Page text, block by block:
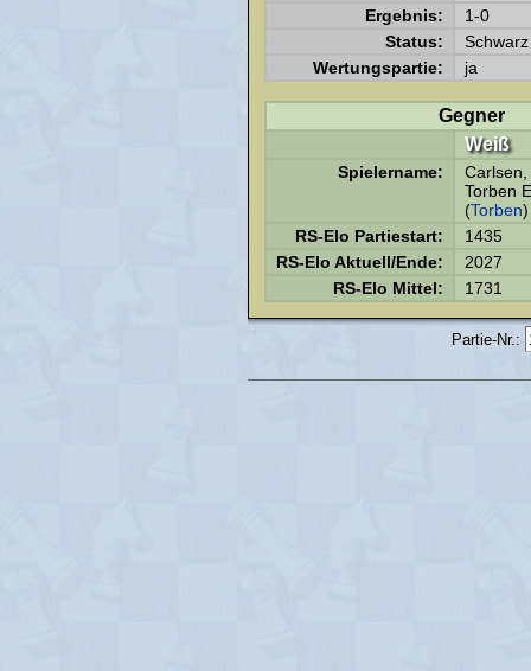
Ergebnis:
1-0
Status:
Wertungspartie:
ja
Gegner
Weiß
Spielername:
Carlsen,
Torben
(Torben)
RS-Elo Partiestart:
1435
RS-Elo Aktuell/Ende:
2027
RS-Elo Mittel:
1731
Partie-Nr.: